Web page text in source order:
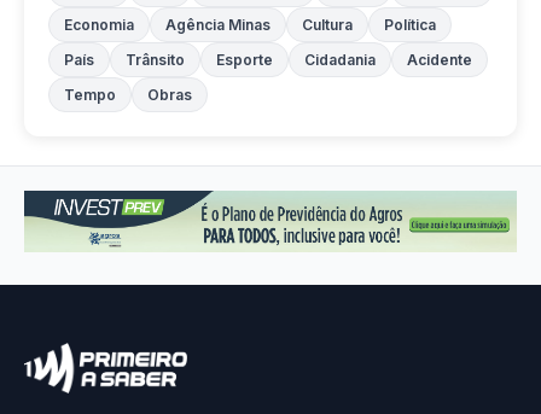
Economia
Agência Minas Cultura
Política
País
Trânsito Esporte Cidadania
Acidente
Tempo
Obras